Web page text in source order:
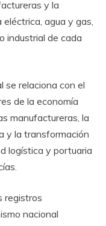
y la
agua y gas,
industrial de cada
se relaciona con el
de la economía
manufactureras, la
y la transformación
logística y portuaria
registros
nacional